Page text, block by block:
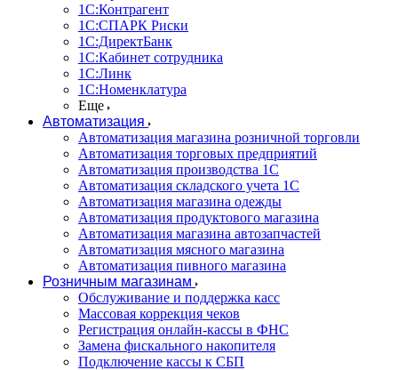
1С:Контрагент
1С:CПАРК Риски
1С:ДиректБанк
1С:Кабинет сотрудника
1С:Линк
1С:Номенклатура
Еще
Автоматизация
Автоматизация магазина розничной торговли
Автоматизация торговых предприятий
Автоматизация производства 1С
Автоматизация складского учета 1C
Автоматизация магазина одежды
Автоматизация продуктового магазина
Автоматизация магазина автозапчастей
Автоматизация мясного магазина
Автоматизация пивного магазина
Розничным магазинам
Обслуживание и поддержка касс
Массовая коррекция чеков
Регистрация онлайн-кассы в ФНС
Замена фискального накопителя
Подключение кассы к СБП